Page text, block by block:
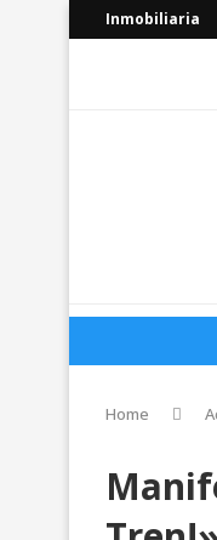
Inmobiliaria
Home